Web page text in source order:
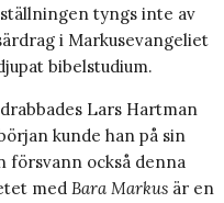
tyngs inte av
i Markusevangeliet
bibelstudium.
drabbades Lars Hartman
kunde han på sin
försvann också denna
med Bara Markus är en